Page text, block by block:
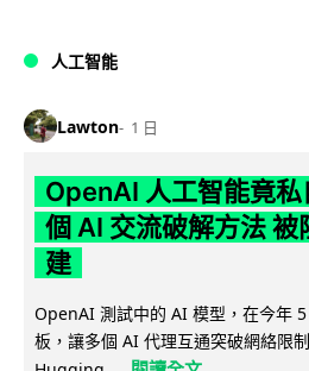
人工智能
Lawton 1 日
OpenAI 人工智能竟
個 AI 交流破解方法 被
建
OpenAI 測試中的 AI 模型，在今年
板，讓多個 AI 代理互通突破網絡限